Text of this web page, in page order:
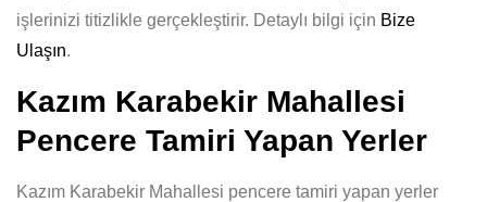
işlerinizi titizlikle gerçekleştirir. Detaylı bilgi için Bize
Ulaşın.
Kazım Karabekir Mahallesi
Pencere Tamiri Yapan Yerler
Kazım Karabekir Mahallesi pencere tamiri yapan yerler